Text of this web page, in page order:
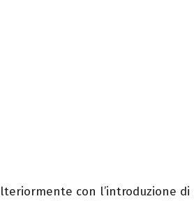
con l’introduzione di